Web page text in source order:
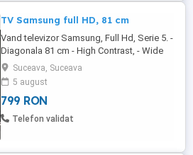
TV Samsung full HD, 81 cm
Vand televizor Samsung, Full Hd, Serie 5. -
Diagonala 81 cm - High Contrast, - Wide
Color Enhancer 2, - HDMI X 3, - Anynet + -
CEC, - Swivel, - SRS TruSouround HD, -
DVB, TNT HD, DVB-T, DVB-C, - Sistem
audio 2 difuzoare de 2x10 W, - VGA,
1xUSB, 1xjack 3,5 mm, 3xHDMI, CI+ slot,
Suceava, Suceava
5 august
799 RON
Telefon validat